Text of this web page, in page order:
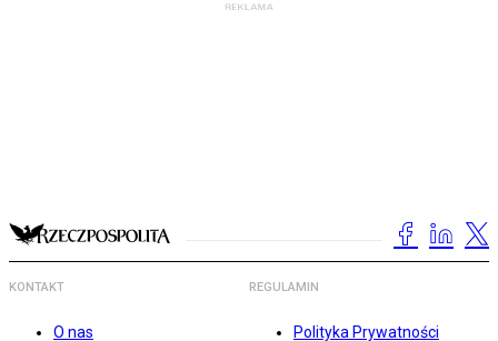
KONTAKT
O nas
REGULAMIN
Polityka Prywatności